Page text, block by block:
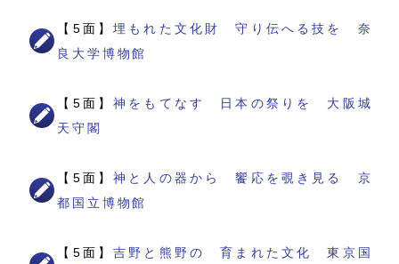
【5面】埋もれた文化財 守り伝へる技を 奈
良大学博物館
【5面】神をもてなす 日本の祭りを 大阪城
天守閣
【5面】神と人の器から 饗応を覗き見る 京
都国立博物館
【5面】吉野と熊野の 育まれた文化 東京国